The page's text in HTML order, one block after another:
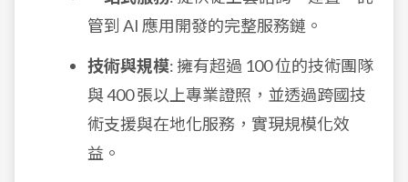
管到 AI 應用開發的完整服務鏈。
技術與規模: 擁有超過 100 位的技術團隊
與 400 張以上專業證照，並透過跨國技
術支援與在地化服務，實現規模化效
益。